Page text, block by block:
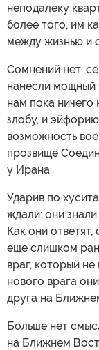
неподалеку
более того, им
между жизнью и
Сомнений нет:
нанесли мощный
нам пока ничего
злобу, и
возможность
прозвище
у Ирана.
Ударив по
ждали: они
Как они ответят,
еще слишком
враг, который
нового врага
друга на
Больше нет
на Ближнем